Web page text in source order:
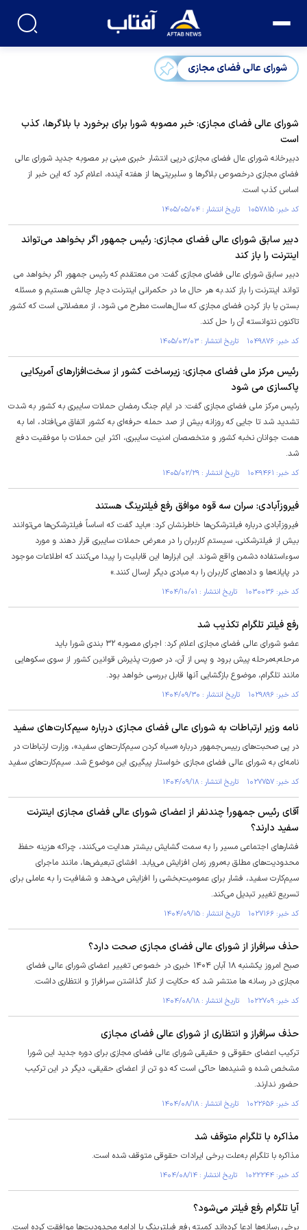
شورای عالی فضای مجازی
شورای عالی فضای مجازی: خبر مصوبه شورا برای برخورد با بلاگرها، کذب
است
دبیرخانه شورای عال فضای مجازی درپی انتشار خبری مبنی بر مصوبه جدید شورای عالی
فضای مجازی درخصوص بلاگرها و سلبریتی‌ها از هفته آینده، اعلام کرد که این خبر از
اساس کذب است.
کد خبر: ۱۰۵۷۸۱۵ تاریخ انتشار : ۱۴۰۵/۰۵/۰۴
دبیر سابق شورای عالی فضای مجازی: رئیس جمهور اگر بخواهد می‌تواند
اینترنت را باز کند
دبیر سابق شورای عالی فضای مجازی گفت: من معتقدم که رئیس جمهور اگر بخواهد می
تواند اینترنت را باز کند.به هر حال ما در حکمرانی اینترنت دچار چالش هستیم و مسئله
بستن یا باز کردن فضای مجازی که سال هاست مطرح می شود، از معضلاتی است که کشور
تاکنون نتوانسته آن را حل کند.
کد خبر: ۱۰۴۹۸۷۶ تاریخ انتشار : ۱۴۰۵/۰۳/۰۳
رئیس مرکز ملی فضای مجازی: زیرساخت‌ کشور از سخت‌افزارهای آمریکایی
پاکسازی می شود
رئیس مرکز ملی فضای مجازی گفت: در ایام جنگ رمضان حملات سایبری به کشور به شدت
تشدید شد تا جایی که روزانه بیش از صد حمله حرفه‌ای به کشور اتفاق می‌افتاد، اما به
همت جوانان نخبه کشور و متخصصان امنیت سایبری، اکثر این حملات با موفقیت دفع
شد.
کد خبر: ۱۰۴۹۴۶۱ تاریخ انتشار : ۱۴۰۵/۰۲/۲۹
فیروزآبادی: سران سه قوه موافق رفع فیلترینگ هستند
فیروزآبادی درباره فیلترشکن‌ها خاطرنشان کرد: «باید گفت که اساساً فیلترشکن‌ها می‌توانند
بیش از فیلترشکنی، سیستم کاربران را در معرض حملات سایبری قرار دهند و مورد
سوءاستفاده دشمن واقع شوند. این ابزار‌ها این قابلیت را پیدا می‌کنند که اطلاعات موجود
در پایانه‌ها و داده‌های کاربران را به مبادی دیگر ارسال کنند.»
کد خبر: ۱۰۳۰۰۳۶ تاریخ انتشار : ۱۴۰۴/۱۰/۰۱
رفع فیلتر تلگرام تکذیب شد
عضو شورای عالی فضای مجازی اعلام کرد: اجرای مصوبه ۳۲ بندی شورا باید
مرحله‌به‌مرحله پیش برود و پس از آن، در صورت پذیرش قوانین کشور از سوی سکو‌هایی
مانند تلگرام، موضوع بازگشایی آنها قابل بررسی خواهد بود.
کد خبر: ۱۰۲۹۸۹۶ تاریخ انتشار : ۱۴۰۴/۰۹/۳۰
نامه وزیر ارتباطات به شورای عالی فضای مجازی درباره سیم‌کارت‌های سفید
در پی صحبت‌های رییس‌جمهور درباره «سیاه کردن سیم‌کارت‌های سفید»، وزارت ارتباطات در
نامه‌ای به شورای عالی فضای مجازی خواستار پیگیری این موضوع شد. سیم‌کارت‌های سفید
کد خبر: ۱۰۲۷۷۵۷ تاریخ انتشار : ۱۴۰۴/۰۹/۱۸
آقای رئیس جمهور! چندنفر از اعضای شورای عالی فضای مجازی اینترنت
سفید دارند؟
فشارهای اجتماعی مسیر را به سمت گشایش بیشتر هدایت می‌کنند، چراکه هزینه حفظ
محدودیت‌های مطلق به‌مرور زمان افزایش می‌یابد. افشای تبعیض‌ها، مانند ماجرای
سیم‌کارت سفید، فشار برای عمومیت‌بخشی را افزایش می‌دهد و شفافیت را به عاملی برای
تسریع تغییر تبدیل می‌کند.
کد خبر: ۱۰۲۷۱۶۶ تاریخ انتشار : ۱۴۰۴/۰۹/۱۵
حذف سرافراز از شورای عالی فضای مجازی صحت دارد؟
صبح امروز یکشنبه ۱۸ آبان ۱۴۰۴ خبری در خصوص تغییر اعضای شورای عالی فضای
مجازی در رسانه ها منتشر شد که حکایت از کنار گذاشتن سرافراژ و انتظاری داشت.
کد خبر: ۱۰۲۲۷۰۹ تاریخ انتشار : ۱۴۰۴/۰۸/۱۸
حذف سرافراز و انتظاری از شورای عالی فضای مجازی
ترکیب اعضای حقوقی و حقیقی شورای عالی فضای مجازی برای دوره جدید این شورا
مشخص شده و شنیده‌ها حاکی است که دو تن از اعضای حقیقی، دیگر در این ترکیب
حضور ندارند.
کد خبر: ۱۰۲۲۶۵۶ تاریخ انتشار : ۱۴۰۴/۰۸/۱۸
مذاکره با تلگرام متوقف شد
مذاکره با تلگرام به‌علت برخی ایرادات حقوقی متوقف شده است.
کد خبر: ۱۰۲۲۲۴۴ تاریخ انتشار : ۱۴۰۴/۰۸/۱۴
آیا تلگرام رفع فیلتر می‌شود؟
برخی رسانه‌ها ادعا کرده‌اند کمیته رفع فیلترینگ با ادامه محدودیت‌ها موافقت کرده است.